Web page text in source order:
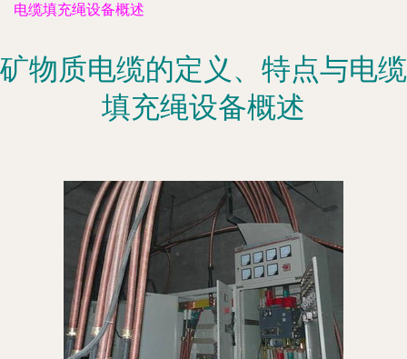
电缆填充绳设备概述
矿物质电缆的定义、特点与电缆
填充绳设备概述